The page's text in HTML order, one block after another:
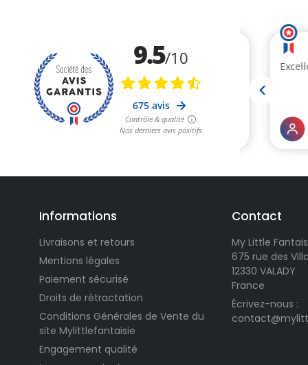
Informations
Livraisons et retours
Mentions légales
Paiement sécurisé
Droits de rétractation
Conditions Générales de Vente du
site Mylittlefantaisie
Engagement qualité
Contact
My Little
675 rue des
12330 VALADY
France
Écrivez-nous :